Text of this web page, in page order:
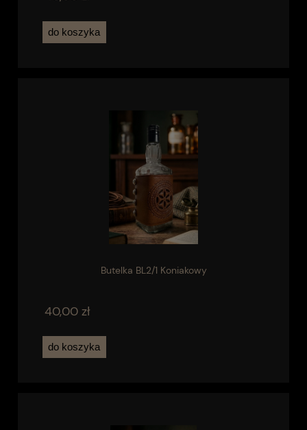
do koszyka
Butelka BL2/1 Koniakowy
40,00 zł
do koszyka